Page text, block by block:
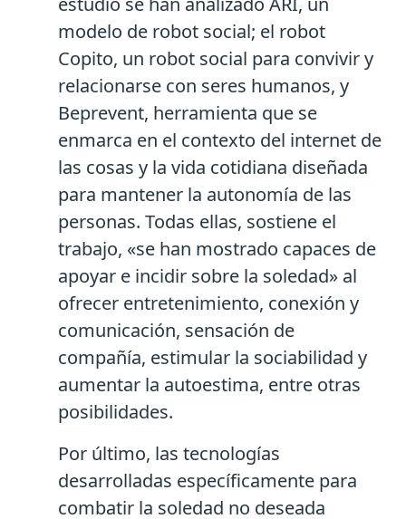
modelo de robot social; el robot
Copito, un robot social para convivir y
relacionarse con seres humanos, y
Beprevent, herramienta que se
enmarca en el contexto del internet de
las cosas y la vida cotidiana diseñada
para mantener la autonomía de las
personas. Todas ellas, sostiene el
trabajo, «se han mostrado capaces de
apoyar e incidir sobre la soledad» al
ofrecer entretenimiento, conexión y
comunicación, sensación de
compañía, estimular la sociabilidad y
aumentar la autoestima, entre otras
posibilidades.
Por último, las tecnologías
desarrolladas específicamente para
combatir la soledad no deseada